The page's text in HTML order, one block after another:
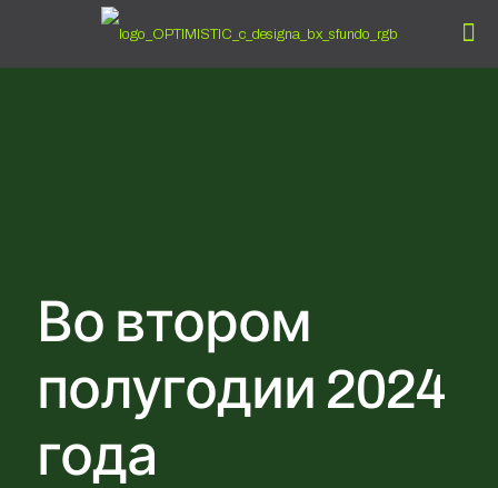
Во втором
полугодии 2024
года